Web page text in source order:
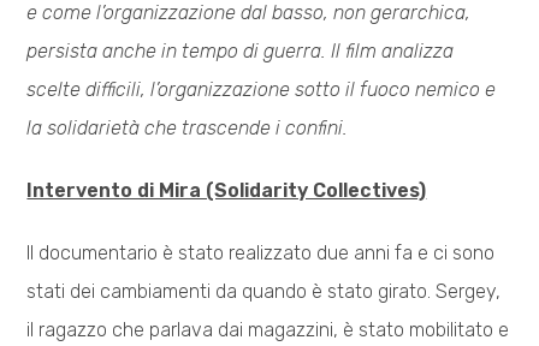
e come l’organizzazione dal basso, non gerarchica,
persista anche in tempo di guerra. Il film analizza
scelte difficili, l’organizzazione sotto il fuoco nemico e
la solidarietà che trascende i confini.
Intervento di Mira (Solidarity Collectives)
Il documentario è stato realizzato due anni fa e ci sono
stati dei cambiamenti da quando è stato girato. Sergey,
il ragazzo che parlava dai magazzini, è stato mobilitato e